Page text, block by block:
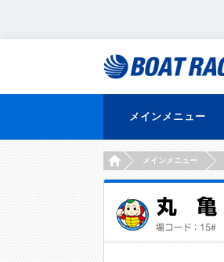
メインメニュー
HOMEメインメニュー